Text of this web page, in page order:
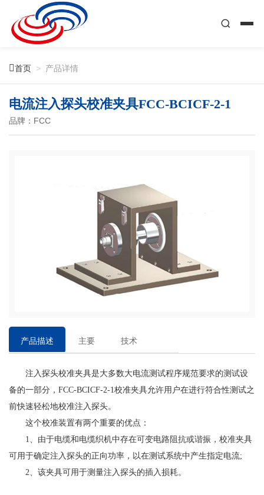
首页 > 产品详情
电流注入探头校准夹具FCC-BCICF-2-1
品牌：FCC
产品描述
主要
技术
注入探头校准夹具是大多数大电流测试程序规范要求的测试设
备的一部分，FCC-BCICF-2-1校准夹具允许用户在进行符合性测试之
前快速轻松地校准注入探头。
这个校准装置有两个重要的优点：
1、由于电缆和电缆织机中存在可变电路阻抗或谐振，校准夹具
可用于确定注入探头的正向功率，以在测试系统中产生指定电流;
2、该夹具可用于测量注入探头的插入损耗。